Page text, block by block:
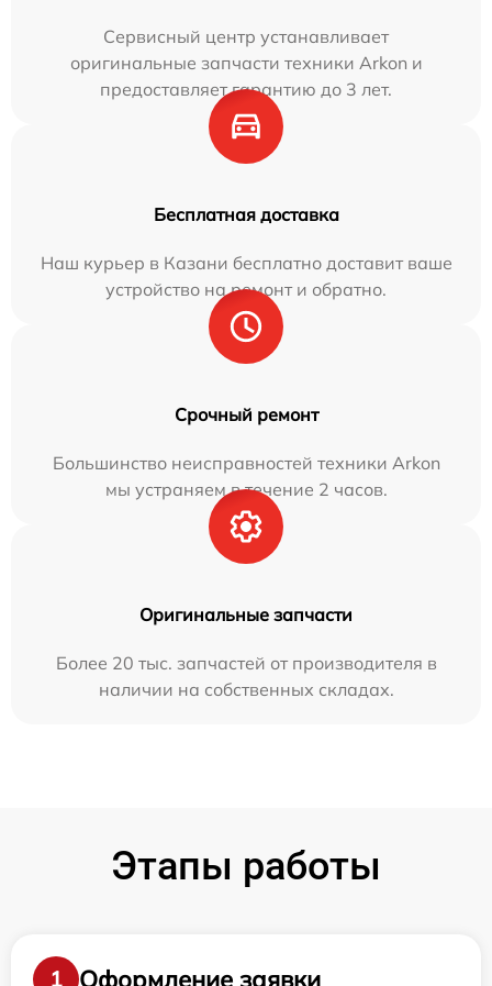
Сервисный центр устанавливает
оригинальные запчасти техники Arkon и
предоставляет гарантию до 3 лет.
Бесплатная доставка
Наш курьер в Казани бесплатно доставит ваше
устройство на ремонт и обратно.
Срочный ремонт
Большинство неисправностей техники Arkon
мы устраняем в течение 2 часов.
Оригинальные запчасти
Более 20 тыс. запчастей от производителя в
наличии на собственных складах.
Этапы работы
1 Оформление заявки